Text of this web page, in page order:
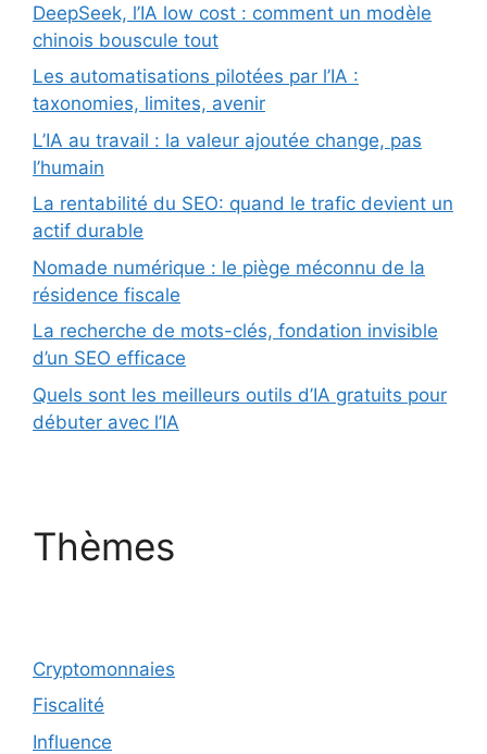
DeepSeek, l’IA low cost : comment un modèle
chinois bouscule tout
Les automatisations pilotées par l’IA :
taxonomies, limites, avenir
L’IA au travail : la valeur ajoutée change, pas
l’humain
La rentabilité du SEO: quand le trafic devient un
actif durable
Nomade numérique : le piège méconnu de la
résidence fiscale
La recherche de mots-clés, fondation invisible
d’un SEO efficace
Quels sont les meilleurs outils d’IA gratuits pour
débuter avec l’IA
Thèmes
Cryptomonnaies
Fiscalité
Influence